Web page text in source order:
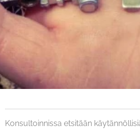
Konsultoinnissa etsitään